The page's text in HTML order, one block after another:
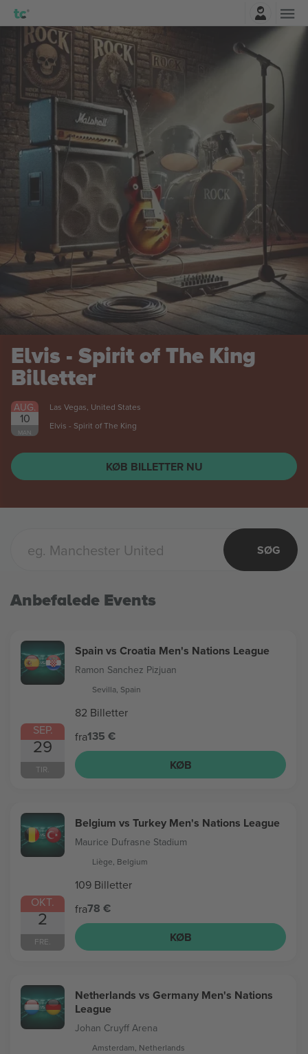
Elvis - Spirit of The King
Billetter
AUG.
10
MAN.
Las Vegas, United States
Elvis - Spirit of The King
KØB BILLETTER NU
SØG
Anbefalede Events
SEP.
29
TIR.
Spain vs Croatia Men's Nations League
Ramon Sanchez Pizjuan
Sevilla, Spain
82 Billetter
fra135 €
KØB
OKT.
2
FRE.
Belgium vs Turkey Men's Nations League
Maurice Dufrasne Stadium
Liège, Belgium
109 Billetter
fra78 €
KØB
Netherlands vs Germany Men's Nations
League
Johan Cruyff Arena
Amsterdam, Netherlands